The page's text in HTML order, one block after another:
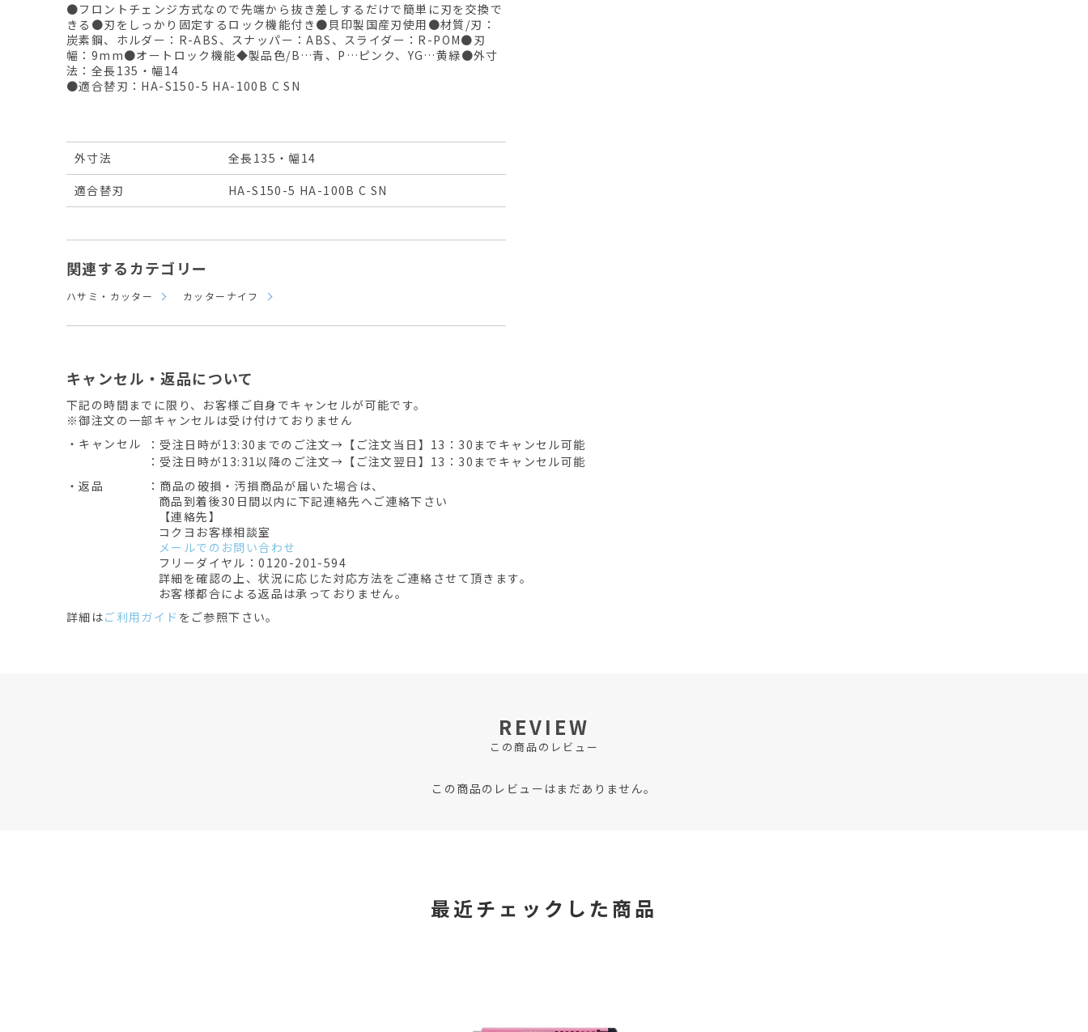
●フロントチェンジ方式なので先端から抜き差しするだけで簡単に刃を交換で
きる●刃をしっかり固定するロック機能付き●貝印製国産刃使用●材質/刃：
炭素鋼、ホルダー：R-ABS、スナッパー：ABS、スライダー：R-POM●刃
幅：9mm●オートロック機能◆製品色/B…青、P…ピンク、YG…黄緑●外寸
法：全長135・幅14
●適合替刃：HA-S150-5 HA-100B C SN
外寸法
全長135・幅14
適合替刃
HA-S150-5 HA-100B C SN
関連するカテゴリー
ハサミ・カッター カッターナイフ
キャンセル・返品について
下記の時間までに限り、お客様ご自身でキャンセルが可能です。
※御注文の一部キャンセルは受け付けておりません
・キャンセル
：受注日時が13:30までのご注文→【ご注文当日】13：30までキャンセル可能
：受注日時が13:31以降のご注文→【ご注文翌日】13：30までキャンセル可能
・返品
：商品の破損・汚損商品が届いた場合は、
商品到着後30日間以内に下記連絡先へご連絡下さい
【連絡先】
コクヨお客様相談室
メールでのお問い合わせ
フリーダイヤル：0120-201-594
詳細を確認の上、状況に応じた対応方法をご連絡させて頂きます。
お客様都合による返品は承っておりません。
詳細はご利用ガイド をご参照下さい。
REVIEW
この商品のレビュー
この商品のレビューはまだありません。
最近チェックした商品